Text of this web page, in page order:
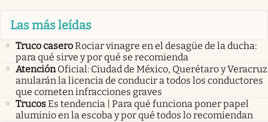
Las más leídas
Truco caseroRociar vinagre en el desagüe de la ducha:
para qué sirve y por qué se recomienda
Atención Oficial: Ciudad de México, Querétaro y Veracruz
anularán la licencia de conducir a todos los conductores
que cometen infracciones graves
TrucosEs tendencia | Para qué funciona poner papel
aluminio en la escoba y por qué todos lo recomiendan